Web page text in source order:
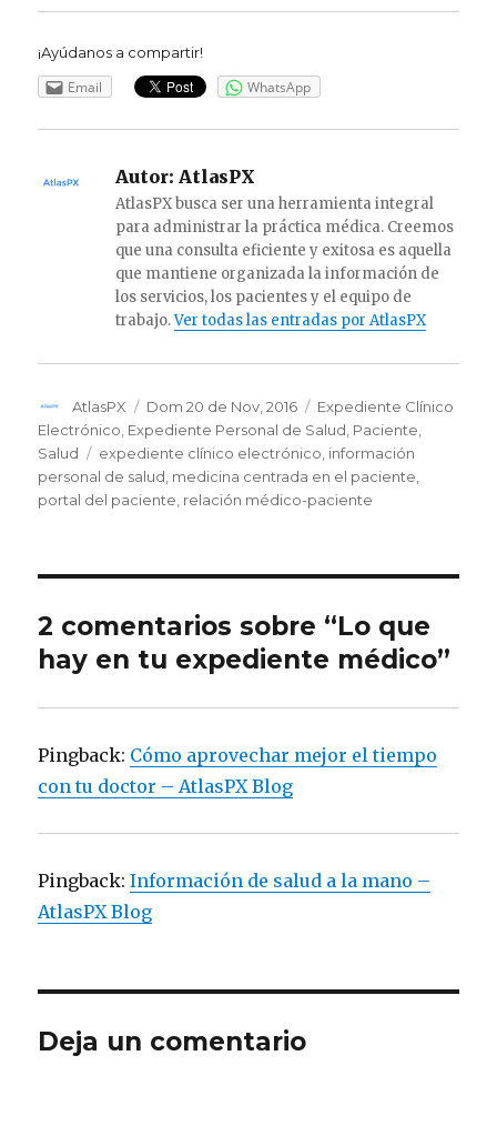
¡Ayúdanos a compartir!
Email WhatsApp
Autor: AtlasPX
AtlasPX busca ser una herramienta integral
para administrar la práctica médica. Creemos
que una consulta eficiente y exitosa es aquella
que mantiene organizada la información de
los servicios, los pacientes y el equipo de
trabajo.Ver todas las entradas por AtlasPX
Autor
AtlasPX
Publicado
el
Dom 20 de Nov, 2016 Categorías
Expediente Clínico
Electrónico, Expediente Personal de Salud, Paciente,
Salud
Etiquetas
expediente clínico electrónico, información
personal de salud, medicina centrada en el paciente,
portal del paciente, relación médico-paciente
2 comentarios sobre “Lo que
hay en tu expediente médico”
Pingback: Cómo aprovechar mejor el tiempo
con tu doctor – AtlasPX Blog
Pingback:Información de salud a la mano –
AtlasPX Blog
Deja un comentario